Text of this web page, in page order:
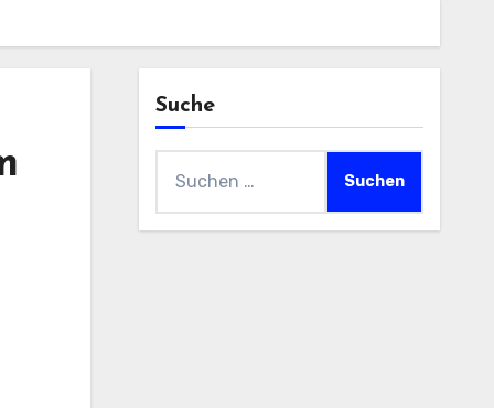
Suche
nach: